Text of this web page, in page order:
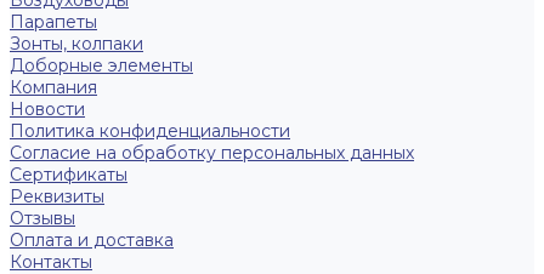
Парапеты
Зонты, колпаки
Доборные элементы
Компания
Новости
Политика конфиденциальности
Согласие на обработку персональных данных
Сертификаты
Реквизиты
Отзывы
Оплата и доставка
Контакты